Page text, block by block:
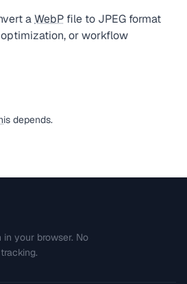
aWebP file to JPEG format
or workflow
is depends.
your browser. No